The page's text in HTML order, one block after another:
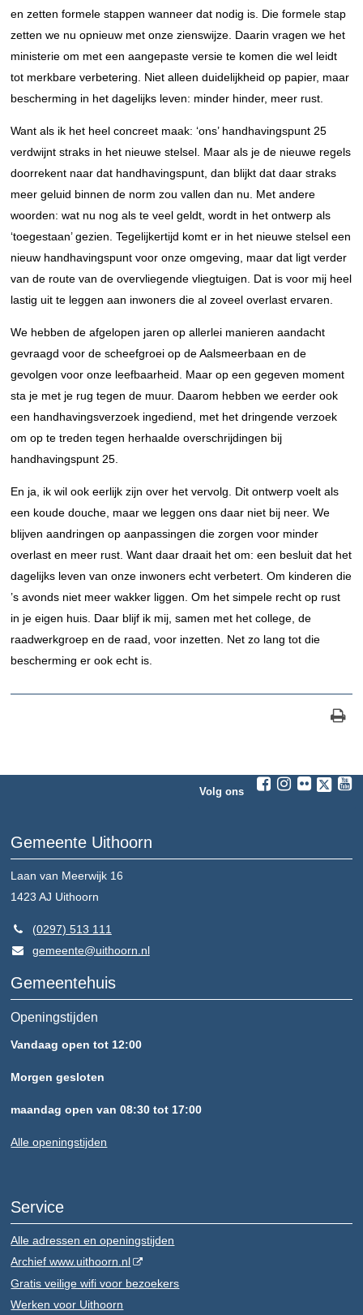
en zetten formele stappen wanneer dat nodig is. Die formele stap
zetten we nu opnieuw met onze zienswijze. Daarin vragen we het
ministerie om met een aangepaste versie te komen die wel leidt
tot merkbare verbetering. Niet alleen duidelijkheid op papier, maar
bescherming in het dagelijks leven: minder hinder, meer rust.
Want als ik het heel concreet maak: ‘ons’ handhavingspunt 25
verdwijnt straks in het nieuwe stelsel. Maar als je de nieuwe regels
doorrekent naar dat handhavingspunt, dan blijkt dat daar straks
meer geluid binnen de norm zou vallen dan nu. Met andere
woorden: wat nu nog als te veel geldt, wordt in het ontwerp als
‘toegestaan’ gezien. Tegelijkertijd komt er in het nieuwe stelsel een
nieuw handhavingspunt voor onze omgeving, maar dat ligt verder
van de route van de overvliegende vliegtuigen. Dat is voor mij heel
lastig uit te leggen aan inwoners die al zoveel overlast ervaren.
We hebben de afgelopen jaren op allerlei manieren aandacht
gevraagd voor de scheefgroei op de Aalsmeerbaan en de
gevolgen voor onze leefbaarheid. Maar op een gegeven moment
sta je met je rug tegen de muur. Daarom hebben we eerder ook
een handhavingsverzoek ingediend, met het dringende verzoek
om op te treden tegen herhaalde overschrijdingen bij
handhavingspunt 25.
En ja, ik wil ook eerlijk zijn over het vervolg. Dit ontwerp voelt als
een koude douche, maar we leggen ons daar niet bij neer. We
blijven aandringen op aanpassingen die zorgen voor minder
overlast en meer rust. Want daar draait het om: een besluit dat het
dagelijks leven van onze inwoners echt verbetert. Om kinderen die
’s avonds niet meer wakker liggen. Om het simpele recht op rust
in je eigen huis. Daar blijf ik mij, samen met het college, de
raadwerkgroep en de raad, voor inzetten. Net zo lang tot die
bescherming er ook echt is.
Volg ons
Gemeente Uithoorn
Laan van Meerwijk 16
1423 AJ Uithoorn
(0297) 513 111
gemeente@uithoorn.nl
Gemeentehuis
Openingstijden
Vandaag open tot 12:00
Morgen gesloten
maandag open van 08:30 tot 17:00
Alle openingstijden
Service
Alle adressen en openingstijden
Archief www.uithoorn.nl
Gratis veilige wifi voor bezoekers
Werken voor Uithoorn